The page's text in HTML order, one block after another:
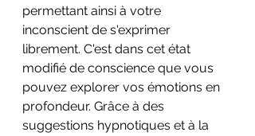
permettant ainsi à votre
inconscient de s'exprimer
librement. C'est dans cet état
modifié de conscience que vous
pouvez explorer vos émotions en
profondeur. Grâce à des
suggestions hypnotiques et à la